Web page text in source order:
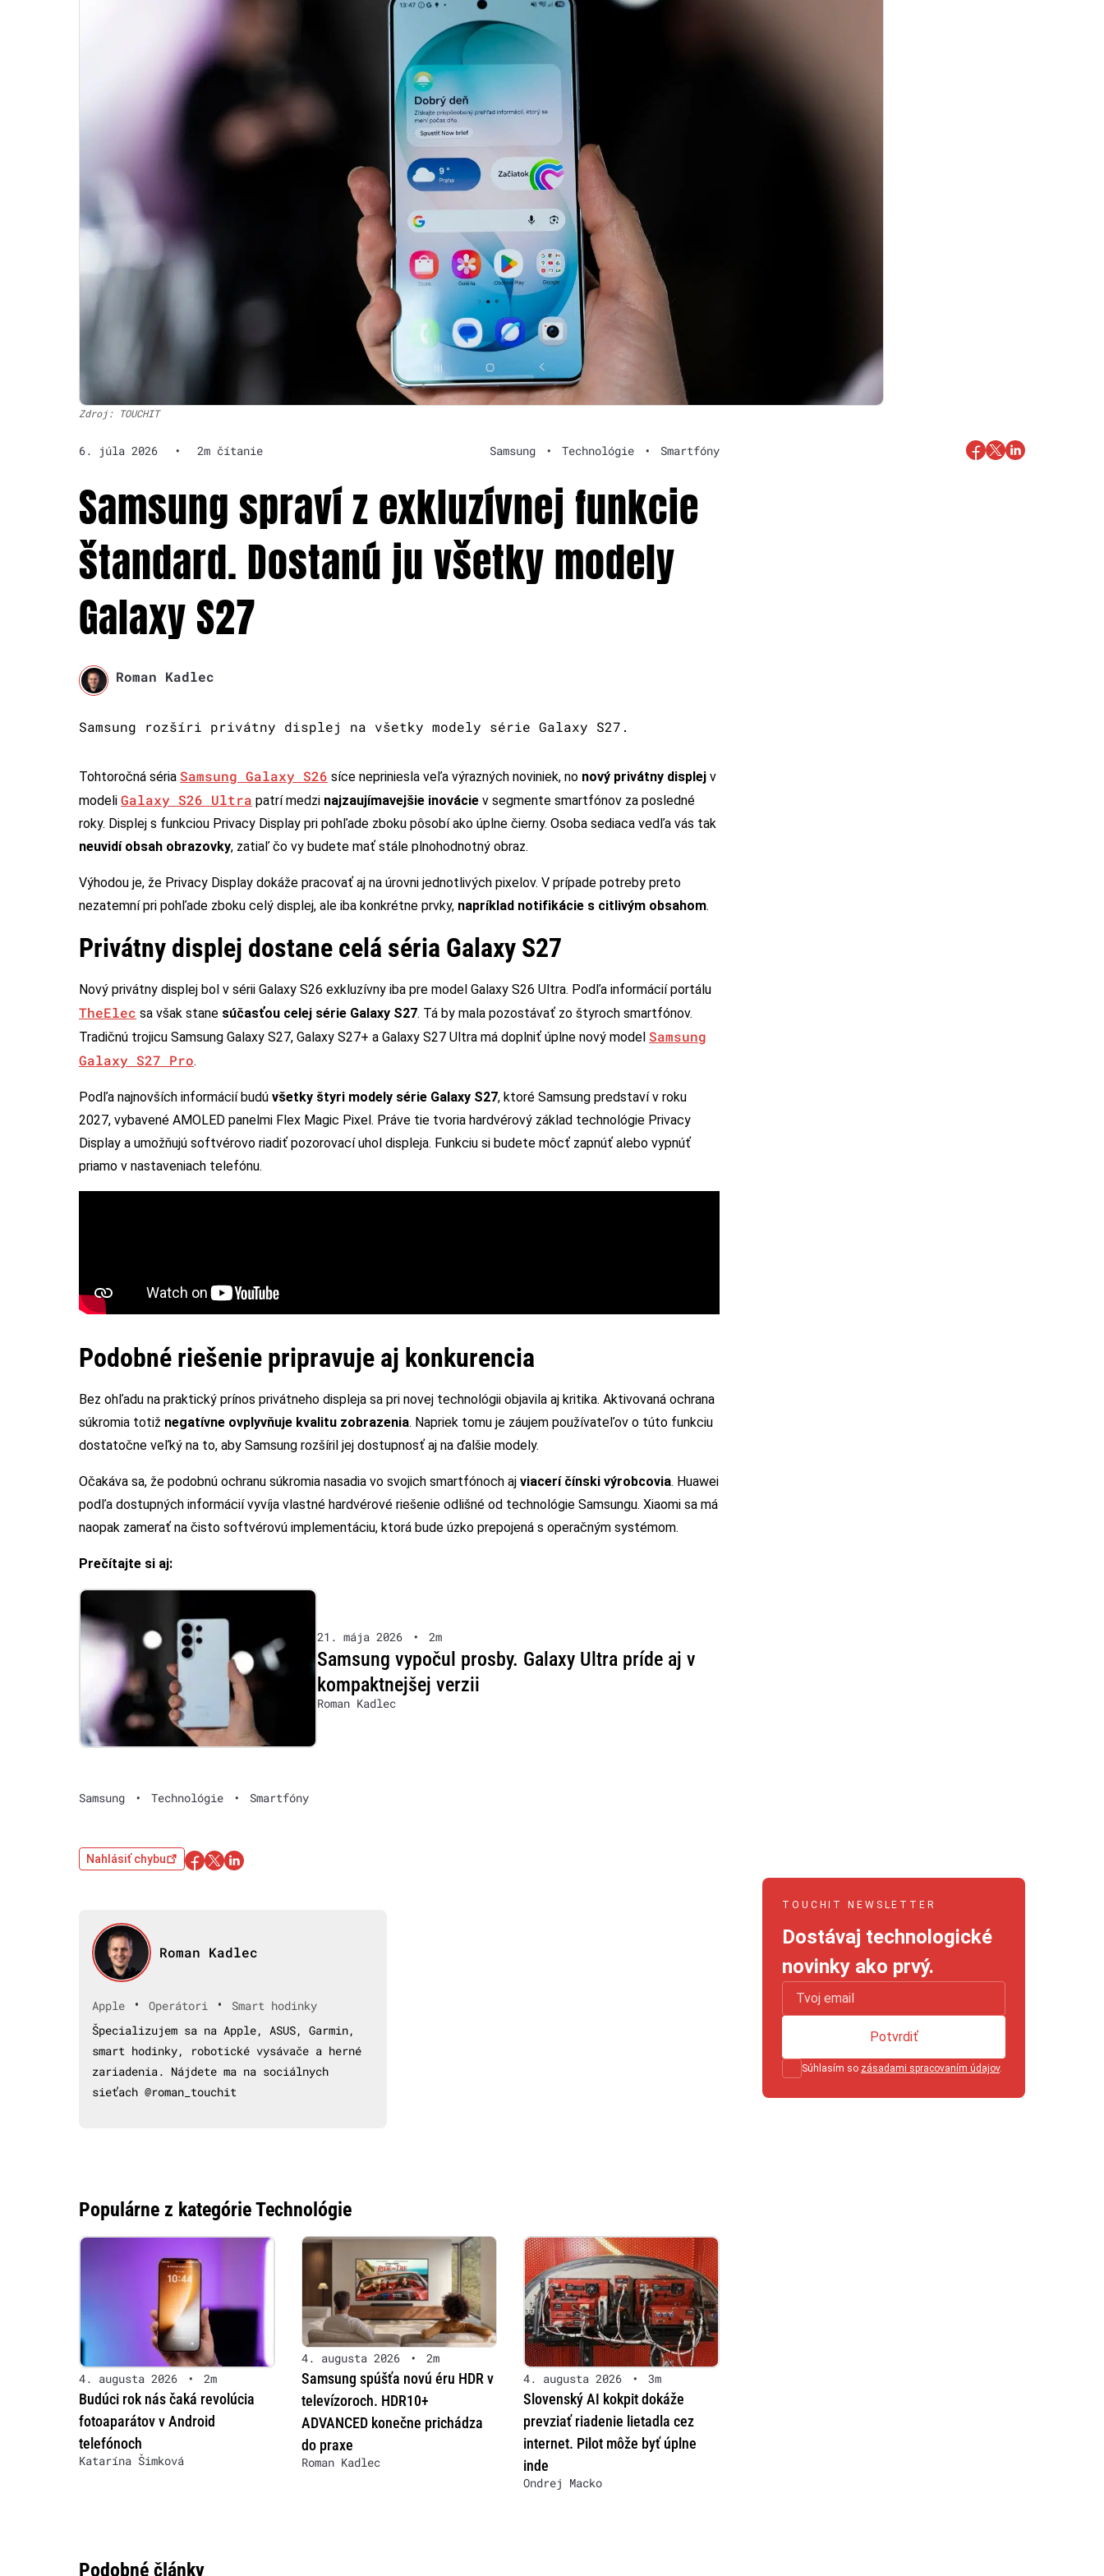
Zdroj: TOUCHIT
6. júla 2026 • 2m čítanie Samsung • Technológie • Smartfóny
Samsung spraví z exkluzívnej funkcie
štandard. Dostanú ju všetky modely
Galaxy S27
Roman Kadlec
Samsung rozšíri privátny displej na všetky modely série Galaxy S27.
Tohtoročná séria Samsung Galaxy S26 síce nepriniesla veľa výrazných noviniek, no nový privátny displej v
modeli Galaxy S26 Ultra patrí medzi najzaujímavejšie inovácie v segmente smartfónov za posledné
roky. Displej s funkciou Privacy Display pri pohľade zboku pôsobí ako úplne čierny. Osoba sediaca vedľa vás tak
neuvidí obsah obrazovky, zatiaľ čo vy budete mať stále plnohodnotný obraz.
Výhodou je, že Privacy Display dokáže pracovať aj na úrovni jednotlivých pixelov. V prípade potreby preto
nezatemní pri pohľade zboku celý displej, ale iba konkrétne prvky, napríklad notifikácie s citlivým obsahom.
Privátny displej dostane celá séria Galaxy S27
Nový privátny displej bol v sérii Galaxy S26 exkluzívny iba pre model Galaxy S26 Ultra. Podľa informácií portálu
TheElec sa však stane súčasťou celej série Galaxy S27. Tá by mala pozostávať zo štyroch smartfónov.
Tradičnú trojicu Samsung Galaxy S27, Galaxy S27+ a Galaxy S27 Ultra má doplniť úplne nový model Samsung
Galaxy S27 Pro.
Podľa najnovších informácií budú všetky štyri modely série Galaxy S27, ktoré Samsung predstaví v roku
2027, vybavené AMOLED panelmi Flex Magic Pixel. Práve tie tvoria hardvérový základ technológie Privacy
Display a umožňujú softvérovo riadiť pozorovací uhol displeja. Funkciu si budete môcť zapnúť alebo vypnúť
priamo v nastaveniach telefónu.
Podobné riešenie pripravuje aj konkurencia
Bez ohľadu na praktický prínos privátneho displeja sa pri novej technológii objavila aj kritika. Aktivovaná ochrana
súkromia totiž negatívne ovplyvňuje kvalitu zobrazenia. Napriek tomu je záujem používateľov o túto funkciu
dostatočne veľký na to, aby Samsung rozšíril jej dostupnosť aj na ďalšie modely.
Očakáva sa, že podobnú ochranu súkromia nasadia vo svojich smartfónoch aj viacerí čínski výrobcovia. Huawei
podľa dostupných informácií vyvíja vlastné hardvérové riešenie odlišné od technológie Samsungu. Xiaomi sa má
naopak zamerať na čisto softvérovú implementáciu, ktorá bude úzko prepojená s operačným systémom.
Prečítajte si aj:
21. mája 2026 • 2m
Samsung vypočul prosby. Galaxy Ultra príde aj v
kompaktnejšej verzii
Roman Kadlec
Samsung • Technológie • Smartfóny
Nahlásiť chybu
Roman Kadlec
Apple • Operátori •
Smart hodinky
Špecializujem sa na Apple, ASUS, Garmin,
smart hodinky, robotické vysávače a herné
zariadenia. Nájdete ma na sociálnych
sieťach @roman_touchit
Populárne z kategórie Technológie
4. augusta 2026 • 2m
Budúci rok nás čaká revolúcia
fotoaparátov v Android
telefónoch
Katarína Šimková
4. augusta 2026 • 2m
Samsung spúšťa novú éru HDR v
televízoroch. HDR10+
ADVANCED konečne prichádza
do praxe
Roman Kadlec
4. augusta 2026 • 3m
Slovenský AI kokpit dokáže
prevziať riadenie lietadla cez
internet. Pilot môže byť úplne
inde
Ondrej Macko
Podobné články
TOUCHIT NEWSLETTER
Dostávaj technologické
novinky ako prvý.
Súhlasím so zásadami spracovaním údajov.
Potvrdiť